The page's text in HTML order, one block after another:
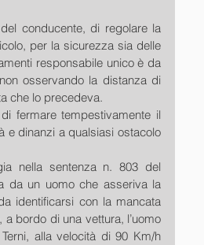
conducente, di regolare la
per la sicurezza sia delle
responsabile unico è da
osservando la distanza di
che lo precedeva.
fermare tempestivamente il
e dinanzi a qualsiasi ostacolo
nella sentenza n. 803 del
da un uomo che asseriva la
identificarsi con la mancata
bordo di una vettura, l’uomo
alla velocità di 90 Km/h